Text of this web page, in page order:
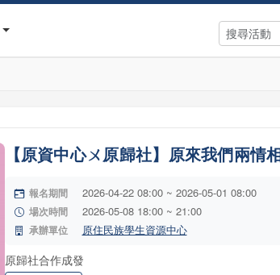
【原資中心ㄨ原歸社】原來我們兩情
報名期間 2026-04-22 08:00 ~ 2026-05-01 08:00
場次時間 2026-05-08 18:00 ~ 21:00
承辦單位 原住民族學生資源中心
原歸社合作成發